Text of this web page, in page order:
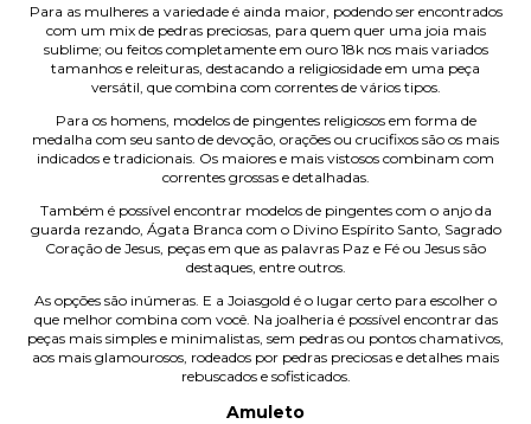
Para as mulheres a variedade é ainda maior, podendo ser encontrados
com um mix de pedras preciosas, para quem quer uma joia mais
sublime; ou feitos completamente em ouro 18k nos mais variados
tamanhos e releituras, destacando a religiosidade em uma peça
versátil, que combina com correntes de vários tipos.
Para os homens, modelos de pingentes religiosos em forma de
medalha com seu santo de devoção, orações ou crucifixos são os mais
indicados e tradicionais. Os maiores e mais vistosos combinam com
correntes grossas e detalhadas.
Também é possível encontrar modelos de pingentes com o anjo da
guarda rezando, Ágata Branca com o Divino Espírito Santo, Sagrado
Coração de Jesus, peças em que as palavras Paz e Fé ou Jesus são
destaques, entre outros.
As opções são inúmeras. E a Joiasgold é o lugar certo para escolher o
que melhor combina com você. Na joalheria é possível encontrar das
peças mais simples e minimalistas, sem pedras ou pontos chamativos,
aos mais glamourosos, rodeados por pedras preciosas e detalhes mais
rebuscados e sofisticados.
Amuleto